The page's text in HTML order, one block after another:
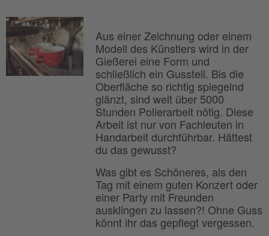
Aus einer Zeichnung oder einem
Modell des Künstlers wird in der
Gießerei eine Form und
schließlich ein Gussteil. Bis die
Oberfläche so richtig spiegelnd
glänzt, sind weit über 5000
Stunden Polierarbeit nötig. Diese
Arbeit ist nur von Fachleuten in
Handarbeit durchführbar. Hättest
du das gewusst?
Was gibt es Schöneres, als den
Tag mit einem guten Konzert oder
einer Party mit Freunden
ausklingen zu lassen?! Ohne Guss
könnt ihr das gepflegt vergessen.